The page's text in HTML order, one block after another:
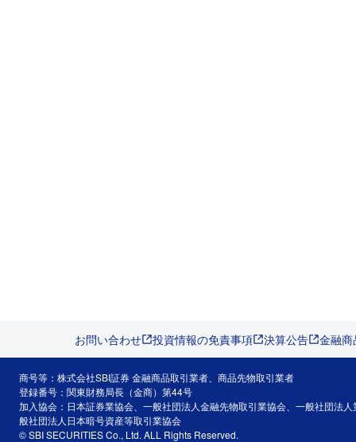
お問い合わせ 投資情報の免責事項 決算公告 金融
商号等：株式会社SBI証券 金融商品取引業者、商品先物取引業者
登録番号：関東財務局長（金商）第44号
加入協会：日本証券業協会、一般社団法人金融先物取引業協会、一般社団法
般社団法人日本暗号資産等取引業協会
© SBI SECURITIES Co., Ltd. ALL Rights Reserved.